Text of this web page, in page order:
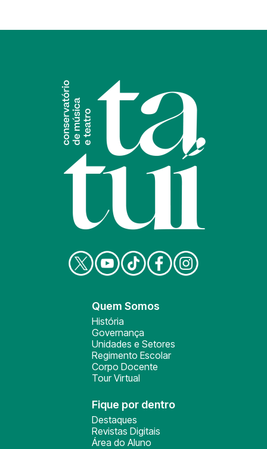
Quem Somos
História
Governança
Unidades e Setores
Regimento Escolar
Corpo Docente
Tour Virtual
Fique por dentro
Destaques
Revistas Digitais
Área do Aluno